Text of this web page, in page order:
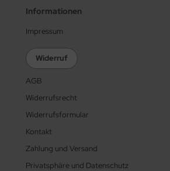
Informationen
Impressum
Widerruf
AGB
Widerrufsrecht
Widerrufsformular
Kontakt
Zahlung und Versand
Privatsphäre und Datenschutz